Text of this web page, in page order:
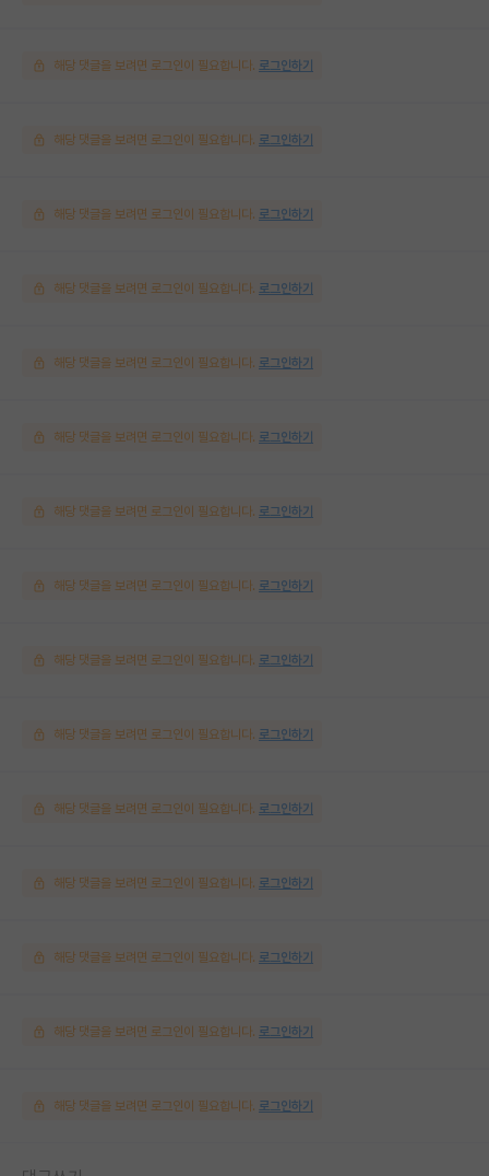
해당 댓글을 보려면 로그인이 필요합니다. 로그인하기
해당 댓글을 보려면 로그인이 필요합니다. 로그인하기
해당 댓글을 보려면 로그인이 필요합니다. 로그인하기
해당 댓글을 보려면 로그인이 필요합니다. 로그인하기
해당 댓글을 보려면 로그인이 필요합니다. 로그인하기
해당 댓글을 보려면 로그인이 필요합니다. 로그인하기
해당 댓글을 보려면 로그인이 필요합니다. 로그인하기
해당 댓글을 보려면 로그인이 필요합니다. 로그인하기
해당 댓글을 보려면 로그인이 필요합니다. 로그인하기
해당 댓글을 보려면 로그인이 필요합니다. 로그인하기
해당 댓글을 보려면 로그인이 필요합니다. 로그인하기
해당 댓글을 보려면 로그인이 필요합니다. 로그인하기
해당 댓글을 보려면 로그인이 필요합니다. 로그인하기
해당 댓글을 보려면 로그인이 필요합니다. 로그인하기
해당 댓글을 보려면 로그인이 필요합니다. 로그인하기